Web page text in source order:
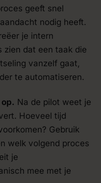
geeft snel
nodig heeft.
je intern
zien dat een taak die
vanzelf gaat,
te automatiseren.
Na de pilot weet je
Hoeveel tijd
Gebruik
welk volgend proces
je
mee met je